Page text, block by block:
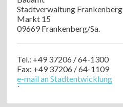
Stadtverwaltung Frankenberg
Markt 15
09669 Frankenberg/Sa.
Tel.: +49 37206 / 64-1300
Fax: +49 37206 / 64-1109
e-mail an Stadtentwicklung
´